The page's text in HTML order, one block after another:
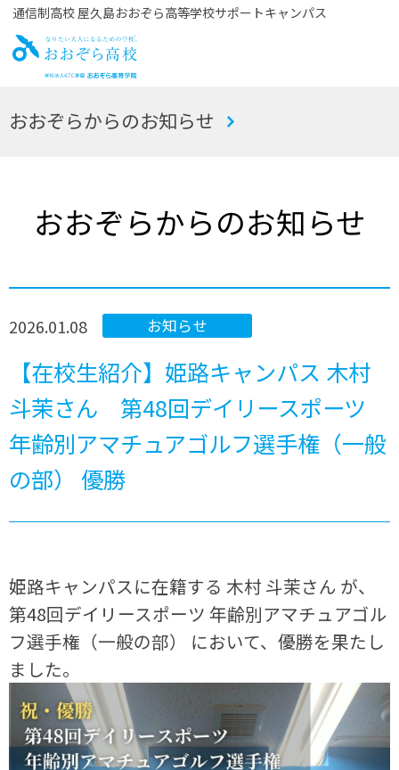
通信制高校 屋久島おおぞら高等学校サポートキャンパス
お
おおぞらからのお知らせ
おおぞらからのお知らせ
2026.01.08 お知らせ
【在校生紹介】姫路キャンパス 木村
斗茉さん 第48回デイリースポーツ
年齢別アマチュアゴルフ選手権（一般
の部） 優勝
姫路キャンパスに在籍する 木村 斗茉さん が、
第48回デイリースポーツ 年齢別アマチュアゴル
フ選手権（一般の部） において、優勝を果たし
ました。